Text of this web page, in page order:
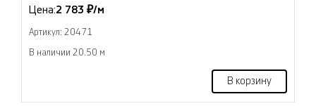
Цена:2 783 ₽/м
Артикул: 20471
В наличии 20.50 м
В корзину